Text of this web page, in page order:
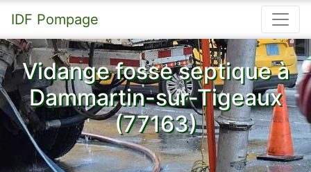
IDF Pompage
Vidange fosse septique à
Dammartin-sur-Tigeaux
(77163)